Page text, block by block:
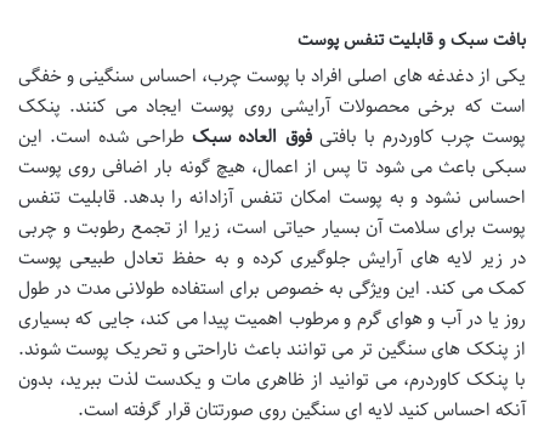
بافت سبک و قابلیت تنفس پوست
یکی از دغدغه های اصلی افراد با پوست چرب، احساس سنگینی و خفگی
است که برخی محصولات آرایشی روی پوست ایجاد می کنند. پنکک
پوست چرب کاوردرم با بافتیفوق العاده سبکطراحی شده است. این
سبکی باعث می شود تا پس از اعمال، هیچ گونه بار اضافی روی پوست
احساس نشود و به پوست امکان تنفس آزادانه را بدهد. قابلیت تنفس
پوست برای سلامت آن بسیار حیاتی است، زیرا از تجمع رطوبت و چربی
در زیر لایه های آرایش جلوگیری کرده و به حفظ تعادل طبیعی پوست
کمک می کند. این ویژگی به خصوص برای استفاده طولانی مدت در طول
روز یا در آب و هوای گرم و مرطوب اهمیت پیدا می کند، جایی که بسیاری
از پنکک های سنگین تر می توانند باعث ناراحتی و تحریک پوست شوند.
با پنکک کاوردرم، می توانید از ظاهری مات و یکدست لذت ببرید، بدون
آنکه احساس کنید لایه ای سنگین روی صورتتان قرار گرفته است.